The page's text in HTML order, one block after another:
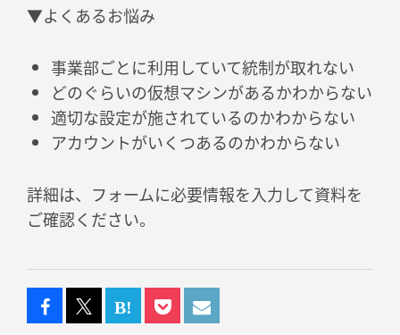
▼よくあるお悩み
事業部ごとに利用していて統制が取れない
どのぐらいの仮想マシンがあるかわからない
適切な設定が施されているのかわからない
アカウントがいくつあるのかわからない
詳細は、フォームに必要情報を入力して資料を
ご確認ください。